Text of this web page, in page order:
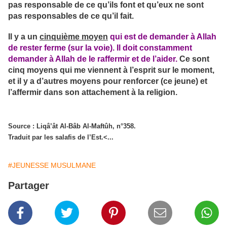
pas responsable de ce qu’ils font et qu’eux ne sont
pas responsables de ce qu’il fait.
Il y a un cinquième moyen qui est de demander à Allah
de rester ferme (sur la voie). Il doit constamment
demander à Allah de le raffermir et de l’aider. Ce sont
cinq moyens qui me viennent à l’esprit sur le moment,
et il y a d’autres moyens pour renforcer (ce jeune) et
l’affermir dans son attachement à la religion.
Source : Liqâ’ât Al-Bâb Al-Maftûh, n°358.
Traduit par les salafis de l’Est.<...
#JEUNESSE MUSULMANE
Partager